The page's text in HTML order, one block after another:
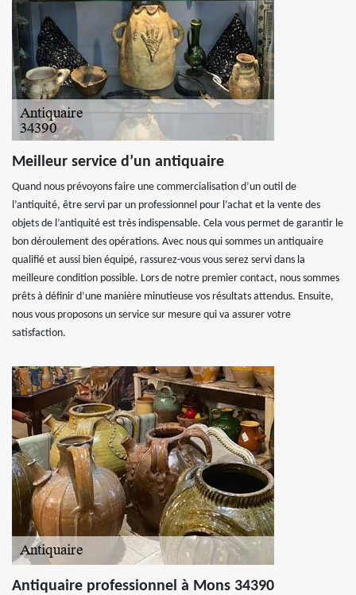
Meilleur service d’un antiquaire
Quand nous prévoyons faire une commercialisation d’un outil de
l’antiquité, être servi par un professionnel pour l’achat et la vente des
objets de l’antiquité est très indispensable. Cela vous permet de garantir le
bon déroulement des opérations. Avec nous qui sommes un antiquaire
qualifié et aussi bien équipé, rassurez-vous vous serez servi dans la
meilleure condition possible. Lors de notre premier contact, nous sommes
prêts à définir d’une manière minutieuse vos résultats attendus. Ensuite,
nous vous proposons un service sur mesure qui va assurer votre
satisfaction.
Antiquaire professionnel à Mons 34390